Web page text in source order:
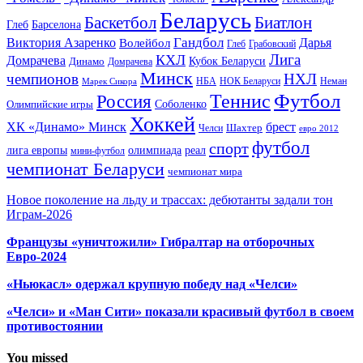
Глеб Барселона Баскетбол БеларусьБиатлон
Виктория Азаренко Волейбол Гандбол Глеб Грабовский Дарья
Домрачева Динамо Домрачева КХЛ Кубок Беларуси Лига
чемпионов Марек Сикора Минск НБА НОК Беларуси НХЛ Неман
Олимпийские игры Россия Соболенко Теннис Футбол
ХК «Динамо» Минск Хоккей Челси Шахтер брест евро 2012
лига европы мини-футбол олимпиада реал спортфутбол
чемпионат Беларуси чемпионат мира
Новое поколение на льду и трассах: дебютанты задали тон
Играм-2026
Французы «уничтожили» Гибралтар на отборочных
Евро-2024
«Ньюкасл» одержал крупную победу над «Челси»
«Челси» и «Ман Сити» показали красивый футбол в своем
противостоянии
You missed